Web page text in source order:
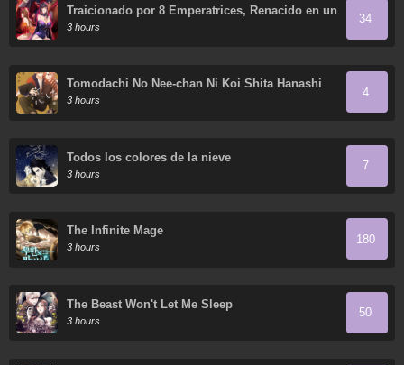
Traicionado por 8 Emperatrices, Renacido en un
Arrepentimiento que Desgarra las Entrañas
3 hours
34
Tomodachi No Nee-chan Ni Koi Shita Hanashi
3 hours
4
Todos los colores de la nieve
3 hours
7
The Infinite Mage
3 hours
180
The Beast Won't Let Me Sleep
3 hours
50